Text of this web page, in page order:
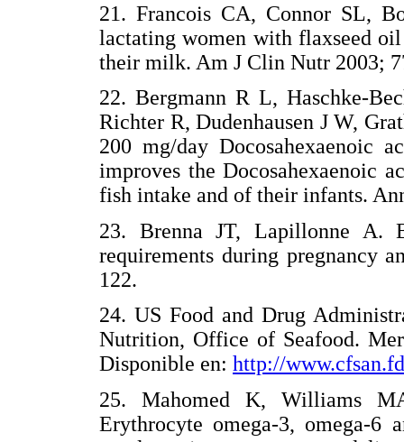
21. Francois CA, Connor SL,
lactating women with flaxseed
their milk. Am J Clin Nutr 2003;
22. Bergmann R L, Haschke-
Richter R, Dudenhausen J W,
200 mg/day Docosahexaenoic
improves the Docosahexaenoic
fish intake and of their infants.
23. Brenna JT, Lapillonne A.
requirements during pregnancy
122.
24. US Food and Drug
Nutrition, Office of Seafood.
Disponible en: http://
25. Mahomed K, Williams
Erythrocyte omega-3, omega-